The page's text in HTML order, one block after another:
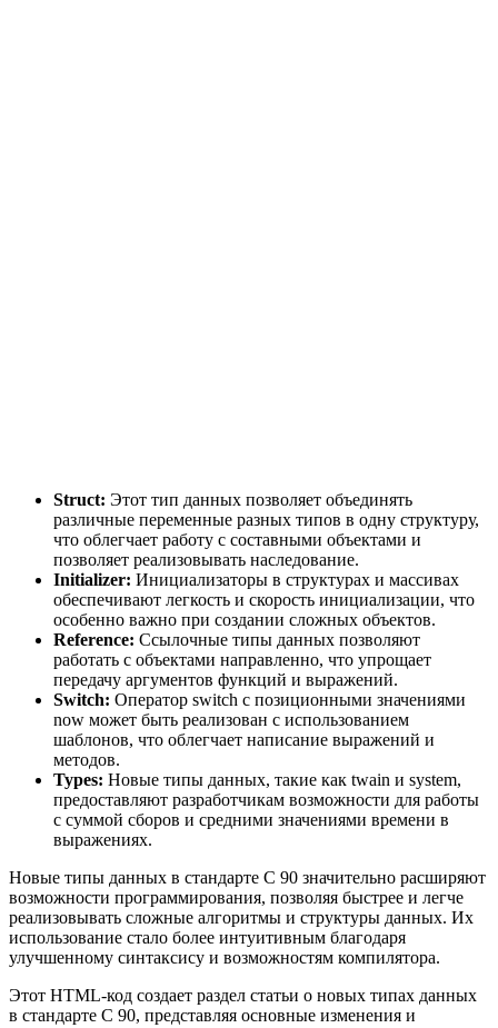
Struct: Этот тип данных позволяет объединять
различные переменные разных типов в одну структуру,
что облегчает работу с составными объектами и
позволяет реализовывать наследование.
Initializer: Инициализаторы в структурах и массивах
обеспечивают легкость и скорость инициализации, что
особенно важно при создании сложных объектов.
Reference: Ссылочные типы данных позволяют
работать с объектами направленно, что упрощает
передачу аргументов функций и выражений.
Switch: Оператор switch с позиционными значениями
now может быть реализован с использованием
шаблонов, что облегчает написание выражений и
методов.
Types: Новые типы данных, такие как twain и system,
предоставляют разработчикам возможности для работы
с суммой сборов и средними значениями времени в
выражениях.
Новые типы данных в стандарте C 90 значительно расширяют
возможности программирования, позволяя быстрее и легче
реализовывать сложные алгоритмы и структуры данных. Их
использование стало более интуитивным благодаря
улучшенному синтаксису и возможностям компилятора.
Этот HTML-код создает раздел статьи о новых типах данных
в стандарте C 90, представляя основные изменения и